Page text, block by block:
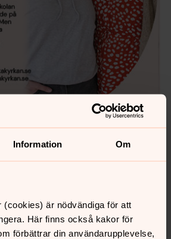
Information Om
är nödvändiga för att
Här finns också kakor för
förbättrar din användarupplevelse,
att prata med
frågor på sidans